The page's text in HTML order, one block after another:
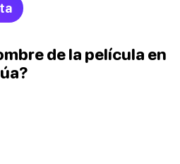
de la película en